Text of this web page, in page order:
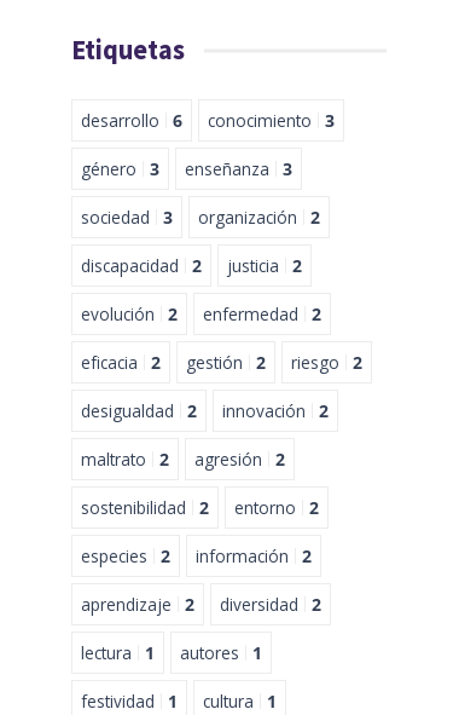
Etiquetas
desarrollo 6 conocimiento 3
género 3 enseñanza 3
sociedad 3 organización 2
discapacidad 2 justicia 2
evolución 2 enfermedad 2
eficacia 2 gestión 2 riesgo 2
desigualdad 2 innovación 2
maltrato 2 agresión 2
sostenibilidad 2 entorno 2
especies 2 información 2
aprendizaje 2 diversidad 2
lectura 1 autores 1
festividad 1 cultura 1